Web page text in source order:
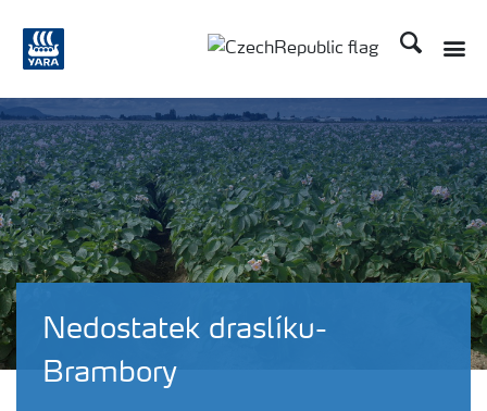
Hledat
Nedostatek draslíku-
Brambory